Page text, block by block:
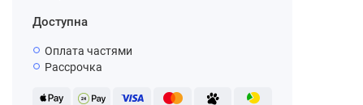
Доступна
Оплата частями
Рассрочка